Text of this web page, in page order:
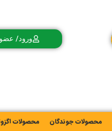
ورود/
محصولات جوندگان محصولات